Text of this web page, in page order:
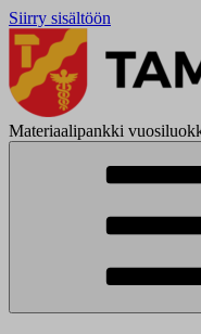
Siirry sisältöön
Materiaalipankki